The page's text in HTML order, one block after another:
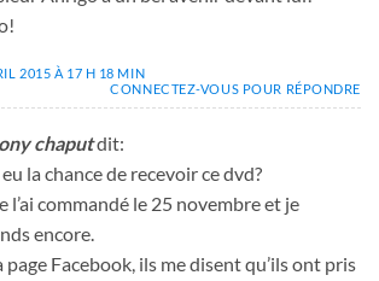
2015 À 17 H 18 MIN
CONNECTEZ-VOUS POUR RÉPONDRE
chaputdit:
la chance de recevoir ce dvd?
l’ai commandé le 25 novembre et je
encore.
page Facebook, ils me disent qu’ils ont pris